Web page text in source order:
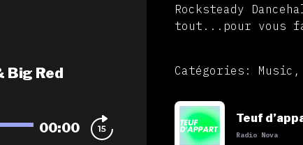
Big Red
00:00
Rocksteady
tout...pour vous
Catégories:
Teuf
Radio Nova